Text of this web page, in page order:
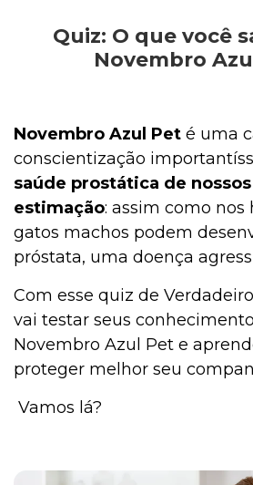
Outros Pets
Jardinagem
Institucional
Quiz: O que você
Novembro
Novembro Azul Pet é uma
conscientização
saúde prostática de
estimação: assim como nos
gatos machos podem
próstata, uma doença
Com esse quiz de
vai testar seus
Novembro Azul Pet e
proteger melhor seu
Vamos lá?